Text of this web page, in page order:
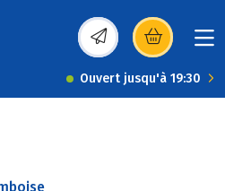
(s’ouvre dans une
Ouvert jusqu'à 19:30